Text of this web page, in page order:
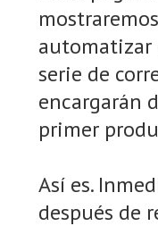
automatizar
serie de
encargarán
primer
Así es.
después de